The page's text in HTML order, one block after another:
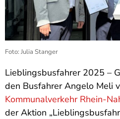
Foto: Julia Stanger
Lieblingsbusfahrer 2025 –
den Busfahrer Angelo Meli
Kommunalverkehr Rhein-
der Aktion